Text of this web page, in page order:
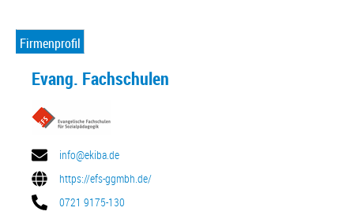
Firmenprofil
Evang. Fachschulen
info@ekiba.de
https://efs-ggmbh.de/
0721 9175-130